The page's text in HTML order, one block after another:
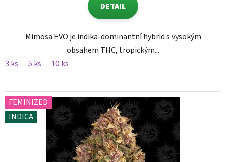
DETAIL
Mimosa EVO je indika-dominantní hybrid s vysokým
obsahem THC, tropickým...
3 ks
5 ks 10 ks
FEMINIZED
INDICA